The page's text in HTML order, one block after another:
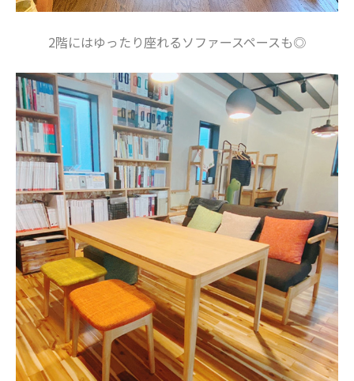
2階にはゆったり座れるソファースペースも◎